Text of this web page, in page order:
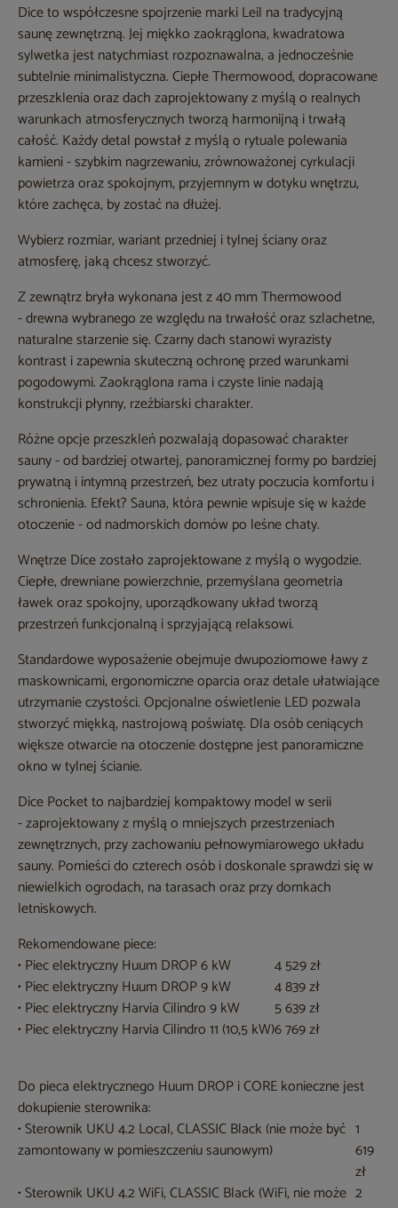
Dice to współczesne spojrzenie marki Leil na tradycyjną
saunę zewnętrzną. Jej miękko zaokrąglona, kwadratowa
sylwetka jest natychmiast rozpoznawalna, a jednocześnie
subtelnie minimalistyczna. Ciepłe Thermowood, dopracowane
przeszklenia oraz dach zaprojektowany z myślą o realnych
warunkach atmosferycznych tworzą harmonijną i trwałą
całość. Każdy detal powstał z myślą o rytuale polewania
kamieni - szybkim nagrzewaniu, zrównoważonej cyrkulacji
powietrza oraz spokojnym, przyjemnym w dotyku wnętrzu,
które zachęca, by zostać na dłużej.
Wybierz rozmiar, wariant przedniej i tylnej ściany oraz
atmosferę, jaką chcesz stworzyć.
Z zewnątrz bryła wykonana jest z 40 mm Thermowood
- drewna wybranego ze względu na trwałość oraz szlachetne,
naturalne starzenie się. Czarny dach stanowi wyrazisty
kontrast i zapewnia skuteczną ochronę przed warunkami
pogodowymi. Zaokrąglona rama i czyste linie nadają
konstrukcji płynny, rzeźbiarski charakter.
Różne opcje przeszkleń pozwalają dopasować charakter
sauny - od bardziej otwartej, panoramicznej formy po bardziej
prywatną i intymną przestrzeń, bez utraty poczucia komfortu i
schronienia. Efekt? Sauna, która pewnie wpisuje się w każde
otoczenie - od nadmorskich domów po leśne chaty.
Wnętrze Dice zostało zaprojektowane z myślą o wygodzie.
Ciepłe, drewniane powierzchnie, przemyślana geometria
ławek oraz spokojny, uporządkowany układ tworzą
przestrzeń funkcjonalną i sprzyjającą relaksowi.
Standardowe wyposażenie obejmuje dwupoziomowe ławy z
maskownicami, ergonomiczne oparcia oraz detale ułatwiające
utrzymanie czystości. Opcjonalne oświetlenie LED pozwala
stworzyć miękką, nastrojową poświatę. Dla osób ceniących
większe otwarcie na otoczenie dostępne jest panoramiczne
okno w tylnej ścianie.
Dice Pocket to najbardziej kompaktowy model w serii
- zaprojektowany z myślą o mniejszych przestrzeniach
zewnętrznych, przy zachowaniu pełnowymiarowego układu
sauny. Pomieści do czterech osób i doskonale sprawdzi się w
niewielkich ogrodach, na tarasach oraz przy domkach
letniskowych.
Rekomendowane piece:
• Piec elektryczny Huum DROP 6 kW
4 529 zł
• Piec elektryczny Huum DROP 9 kW
4 839 zł
• Piec elektryczny Harvia Cilindro 9 kW
5 639 zł
• Piec elektryczny Harvia Cilindro 11 (10,5 kW)6 769 zł
Do pieca elektrycznego Huum DROP i CORE konieczne jest
dokupienie sterownika:
• Sterownik UKU 4.2 Local, CLASSIC Black (nie może być
zamontowany w pomieszczeniu saunowym)
1
619
zł
• Sterownik UKU 4.2 WiFi, CLASSIC Black (WiFi, nie może 2